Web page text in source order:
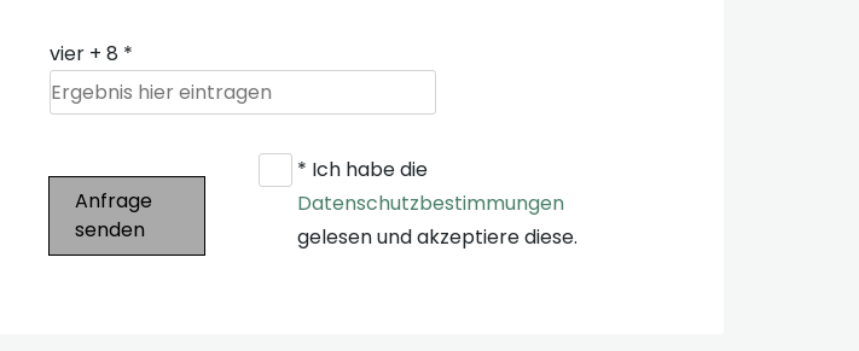
vier + 8 *
Anfrage
senden
* Ich habe die
Datenschutzbestimmungen
gelesen und akzeptiere diese.